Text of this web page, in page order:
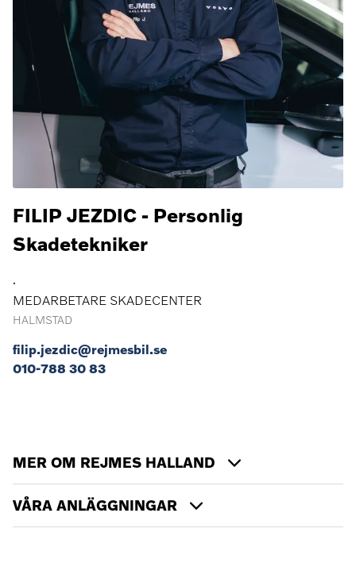
FILIP JEZDIC - Personlig
Skadetekniker
.
MEDARBETARE SKADECENTER
HALMSTAD
filip.jezdic@rejmesbil.se
010-788 30 83
MER OM REJMES HALLAND
VÅRA ANLÄGGNINGAR